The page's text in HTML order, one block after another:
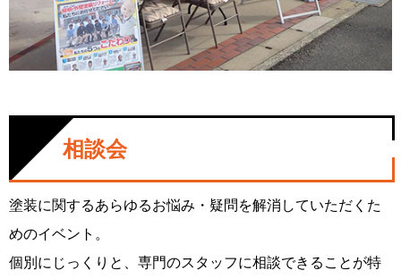
相談会
塗装に関するあらゆるお悩み・疑問を解消していただくた
めのイベント。
個別にじっくりと、専門のスタッフに相談できることが特